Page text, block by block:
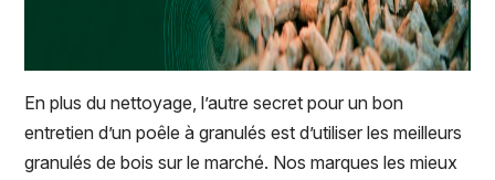
En plus du nettoyage, l’autre secret pour un bon
entretien d’un poêle à granulés est d’utiliser les meilleurs
granulés de bois sur le marché. Nos marques les mieux